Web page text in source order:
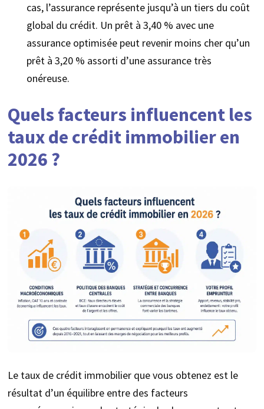
cas, l’assurance représente jusqu’à un tiers du coût
global du crédit. Un prêt à 3,40 % avec une
assurance optimisée peut revenir moins cher qu’un
prêt à 3,20 % assorti d’une assurance très
onéreuse.
Quels facteurs influencent les
taux de crédit immobilier en
2026 ?
Le taux de crédit immobilier que vous obtenez est le
résultat d’un équilibre entre des facteurs